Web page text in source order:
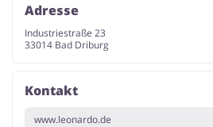
Adresse
Industriestraße 23
33014 Bad Driburg
Kontakt
www.leonardo.de